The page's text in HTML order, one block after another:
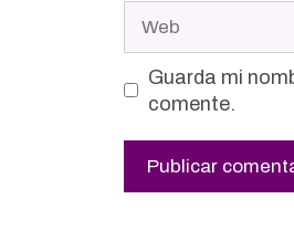
Guarda mi
comente.